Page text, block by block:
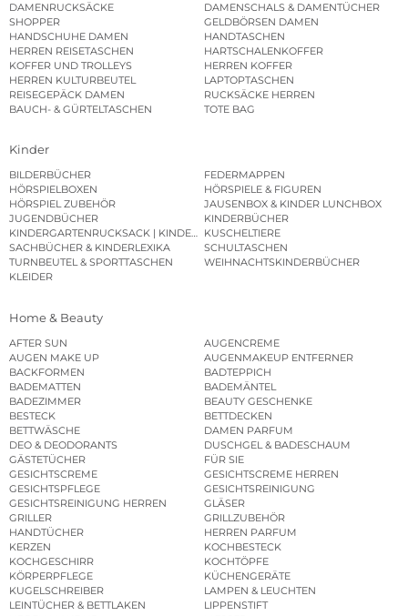
DAMENRUCKSÄCKE
DAMENSCHALS & DAMENTÜCHER
SHOPPER
GELDBÖRSEN DAMEN
HANDSCHUHE DAMEN
HANDTASCHEN
HERREN REISETASCHEN
HARTSCHALENKOFFER
KOFFER UND TROLLEYS
HERREN KOFFER
HERREN KULTURBEUTEL
LAPTOPTASCHEN
REISEGEPÄCK DAMEN
RUCKSÄCKE HERREN
BAUCH- & GÜRTELTASCHEN
TOTE BAG
Kinder
BILDERBÜCHER
FEDERMAPPEN
HÖRSPIELBOXEN
HÖRSPIELE & FIGUREN
HÖRSPIEL ZUBEHÖR
JAUSENBOX & KINDER LUNCHBOX
JUGENDBÜCHER
KINDERBÜCHER
KINDERGARTENRUCKSACK | KINDERGARTENBEUTEL
KUSCHELTIERE
SACHBÜCHER & KINDERLEXIKA
SCHULTASCHEN
TURNBEUTEL & SPORTTASCHEN
WEIHNACHTSKINDERBÜCHER
KLEIDER
Home & Beauty
AFTER SUN
AUGENCREME
AUGEN MAKE UP
AUGENMAKEUP ENTFERNER
BACKFORMEN
BADTEPPICH
BADEMATTEN
BADEMÄNTEL
BADEZIMMER
BEAUTY GESCHENKE
BESTECK
BETTDECKEN
BETTWÄSCHE
DAMEN PARFUM
DEO & DEODORANTS
DUSCHGEL & BADESCHAUM
GÄSTETÜCHER
FÜR SIE
GESICHTSCREME
GESICHTSCREME HERREN
GESICHTSPFLEGE
GESICHTSREINIGUNG
GESICHTSREINIGUNG HERREN
GLÄSER
GRILLER
GRILLZUBEHÖR
HANDTÜCHER
HERREN PARFUM
KERZEN
KOCHBESTECK
KOCHGESCHIRR
KOCHTÖPFE
KÖRPERPFLEGE
KÜCHENGERÄTE
KUGELSCHREIBER
LAMPEN & LEUCHTEN
LEINTÜCHER & BETTLAKEN
LIPPENSTIFT